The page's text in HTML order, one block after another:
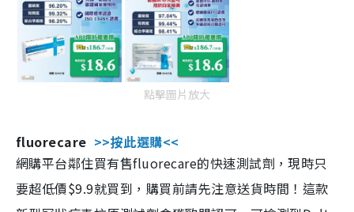
點擊圖片放大
fluorecare >>按此選購<<
網購平台鄰住買有售fluorecare的快速測試劑，現時只
要超低價$9.9就買到，購買前請先注意送貨時間！這款